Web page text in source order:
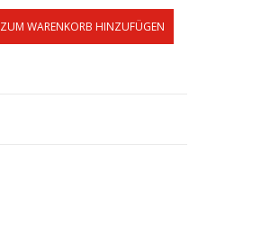
ZUM WARENKORB HINZUFÜGEN